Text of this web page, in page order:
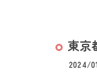
東京
2024/